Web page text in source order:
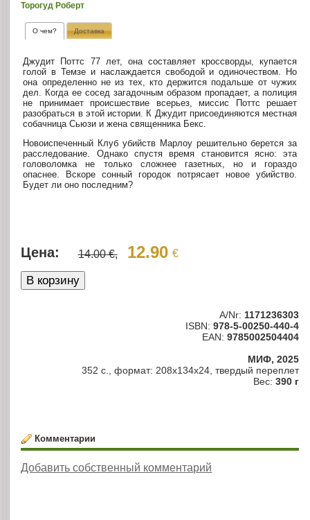
Торогуд Роберт
О чем? Доставка
Джудит Поттс 77 лет, она составляет кроссворды, купается
голой в Темзе и наслаждается свободой и одиночеством. Но
она определенно не из тех, кто держится подальше от чужих
дел. Когда ее сосед загадочным образом пропадает, а полиция
не принимает происшествие всерьез, миссис Поттс решает
разобраться в этой истории. К Джудит присоединяются местная
собачница Сьюзи и жена священника Бекс.
Новоиспеченный Клуб убийств Марлоу решительно берется за
расследование. Однако спустя время становится ясно: эта
головоломка не только сложнее газетных, но и гораздо
опаснее. Вскоре сонный городок потрясает новое убийство.
Будет ли оно последним?
Цена: 14.00 €, 12.90 €
A/Nr: 1171236303
ISBN: 978-5-00250-440-4
EAN: 9785002504404
МИФ, 2025
352 с., формат: 208х134х24, твердый переплет
Вес: 390 г
Комментарии
Добавить собственный комментарий